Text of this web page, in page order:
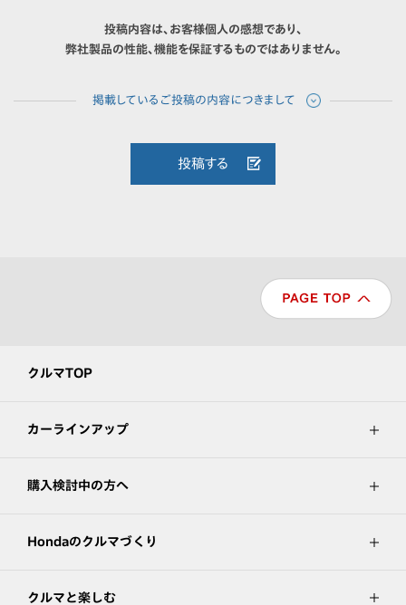
投稿内容は、お客様個人の感想であり、
弊社製品の性能、機能を保証するものではありません。
投稿する
クルマTOP
カーラインアップ
購入検討中の方へ
Hondaのクルマづくり
クルマと楽しむ